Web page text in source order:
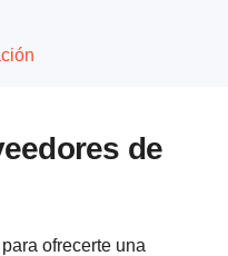
de
ofrecerte una